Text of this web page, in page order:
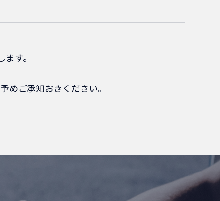
す。
めご承知おきください。